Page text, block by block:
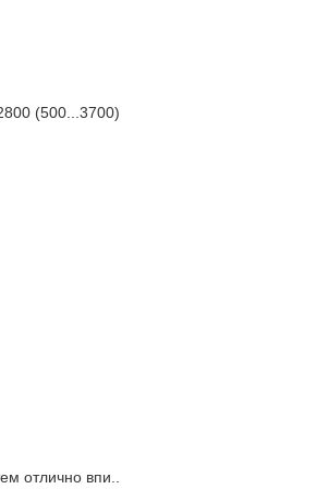
(500...3700)
отлично впи..